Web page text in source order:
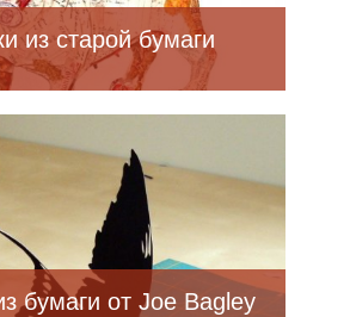
из старой бумаги
бумаги от Joe Bagley